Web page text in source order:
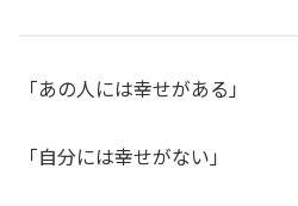
「あの人には幸せがある」
「自分には幸せがない」